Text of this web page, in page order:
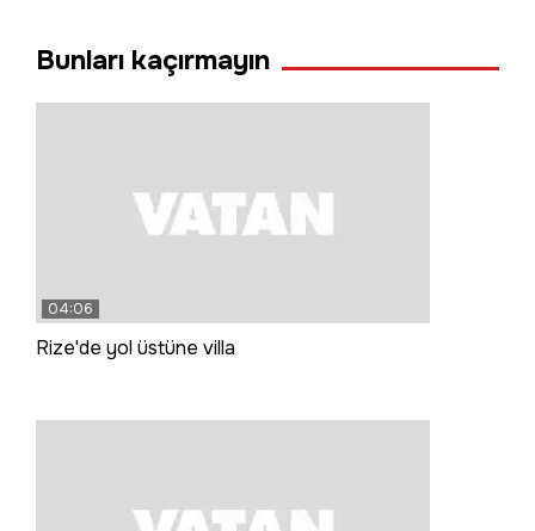
Bunları kaçırmayın
04:06
Rize'de yol üstüne villa